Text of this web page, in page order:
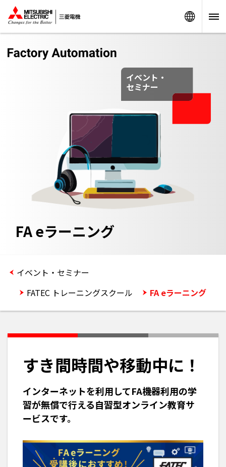
イベント・
セミナー
FA eラーニング
イベント・セミナー
FATEC トレーニングスクール
FA eラーニング
すき間時間や移動中に！
インターネットを利用してFA機器利用の学
習が無償で行える自習型オンライン教育サ
ービスです。